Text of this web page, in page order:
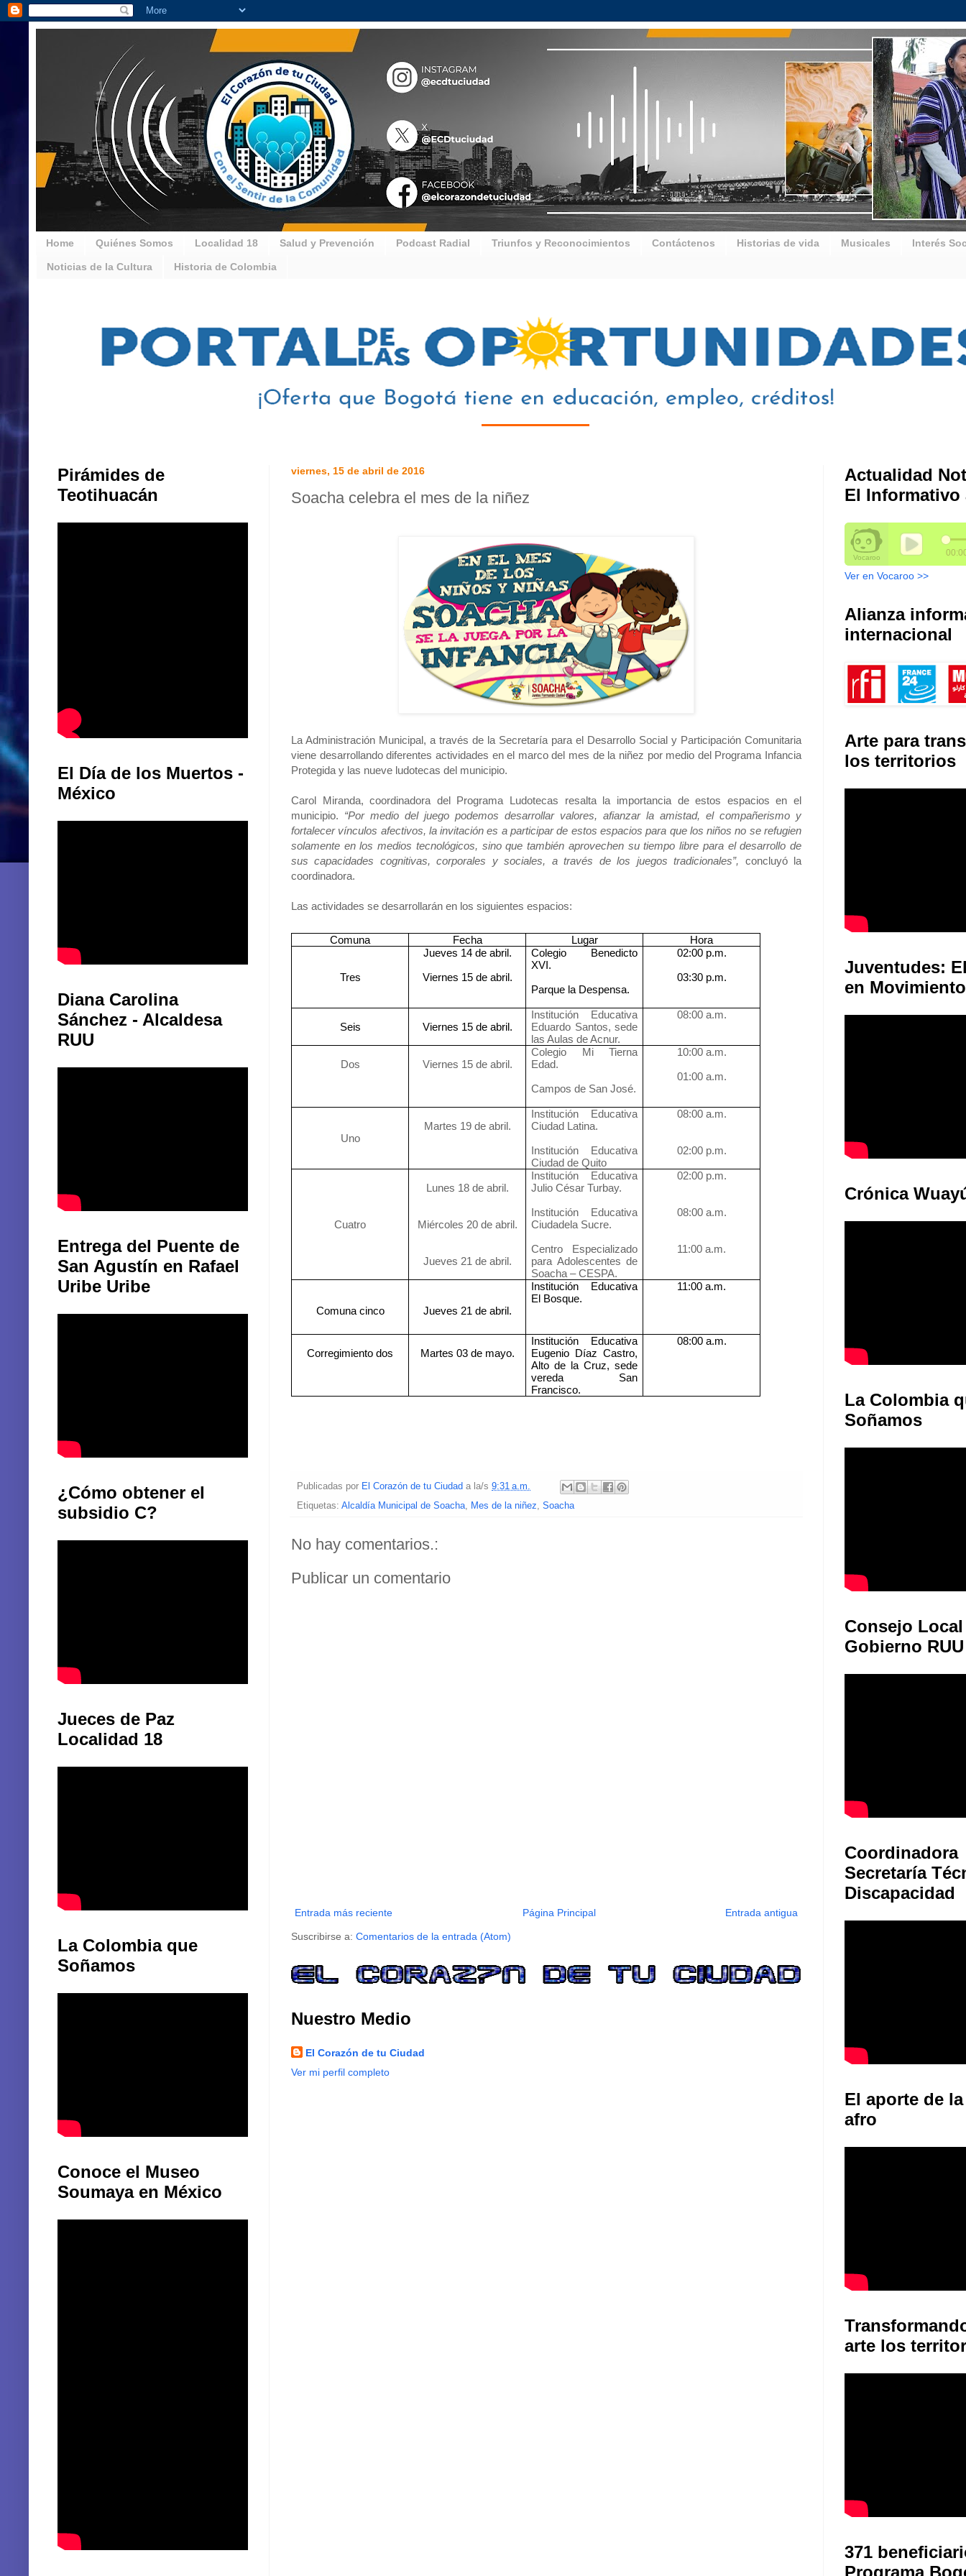
Home Quiénes Somos Localidad 18 Salud y Prevención Podcast Radial Triunfos y Reconocimientos Contáctenos Historias de vida Musicales Interés
Noticias de la Cultura Historia de Colombia
viernes, 15 de abril de 2016
Soacha celebra el mes de la niñez
La Administración Municipal, a través de la Secretaría para el Desarrollo Social y Participación Comunitaria
viene desarrollando diferentes actividades en el marco del mes de la niñez por medio del Programa Infancia
Protegida y las nueve ludotecas del municipio.
Carol Miranda, coordinadora del Programa Ludotecas resalta la importancia de estos espacios en el
municipio. “Por medio del juego podemos desarrollar valores, afianzar la amistad, el compañerismo y
fortalecer vínculos afectivos, la invitación es a participar de estos espacios para que los niños no se refugien
solamente en los medios tecnológicos, sino que también aprovechen su tiempo libre para el desarrollo de
sus capacidades cognitivas, corporales y sociales, a través de los juegos tradicionales”, concluyó la
coordinadora.
Las actividades se desarrollarán en los siguientes espacios:
Comuna Fecha Lugar Hora
Tres
Jueves 14 de abril.
Viernes 15 de abril.
Colegio Benedicto
XVI.
Parque la Despensa.
02:00 p.m.
03:30 p.m.
Seis Viernes 15 de abril.
Institución Educativa
Eduardo Santos, sede
las Aulas de Acnur.
08:00 a.m.
Dos Viernes 15 de abril.
Colegio Mi Tierna
Edad.
Campos de San José.
10:00 a.m.
01:00 a.m.
Uno
Martes 19 de abril.
Institución Educativa
Ciudad Latina.
Institución Educativa
Ciudad de Quito
08:00 a.m.
02:00 p.m.
Cuatro
Lunes 18 de abril.
Miércoles 20 de abril.
Jueves 21 de abril.
Institución Educativa
Julio César Turbay.
Institución Educativa
Ciudadela Sucre.
Centro Especializado
para Adolescentes de
Soacha – CESPA.
02:00 p.m.
08:00 a.m.
11:00 a.m.
Comuna cinco Jueves 21 de abril.
Institución Educativa
El Bosque.
11:00 a.m.
Corregimiento dos Martes 03 de mayo.
Institución Educativa
Eugenio Díaz Castro,
Alto de la Cruz, sede
vereda San
Francisco.
08:00 a.m.
Publicadas por El Corazón de tu Ciudad a la/s 9:31 a.m.
Etiquetas: Alcaldía Municipal de Soacha Mes de la niñez Soacha
No hay comentarios.:
Publicar un comentario
Entrada más reciente Entrada antigua
Página Principal
Suscribirse a: Comentarios de la entrada (Atom)
Nuestro Medio
El Corazón de tu Ciudad
Ver mi perfil completo
Pirámides de
Teotihuacán
El Día de los Muertos -
México
Diana Carolina
Sánchez - Alcaldesa
RUU
Entrega del Puente de
San Agustín en Rafael
Uribe Uribe
¿Cómo obtener el
subsidio C?
Jueces de Paz
Localidad 18
La Colombia que
Soñamos
Conoce el Museo
Soumaya en México
Actualidad
El Informativo
Ver en Vocaroo >>
Alianza
internacional
Arte para
los territorios
Juventudes:
en Movimiento
Crónica
La Colombia
Soñamos
Consejo
Gobierno RUU
Coordinadora
Secretaría
Discapacidad
El aporte de
afro
arte los
371